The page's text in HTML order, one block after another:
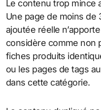
Le contenu trop mince
Une page de moins de
ajoutée réelle
considère comme non
fiches produits
ou les pages de tags
dans cette catégorie.